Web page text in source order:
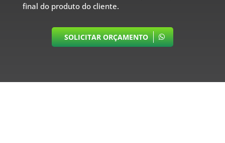
final do produto do cliente.
SOLICITAR ORÇAMENTO